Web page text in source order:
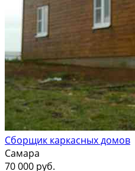
Сборщик каркасных домов
Самара
70 000 руб.